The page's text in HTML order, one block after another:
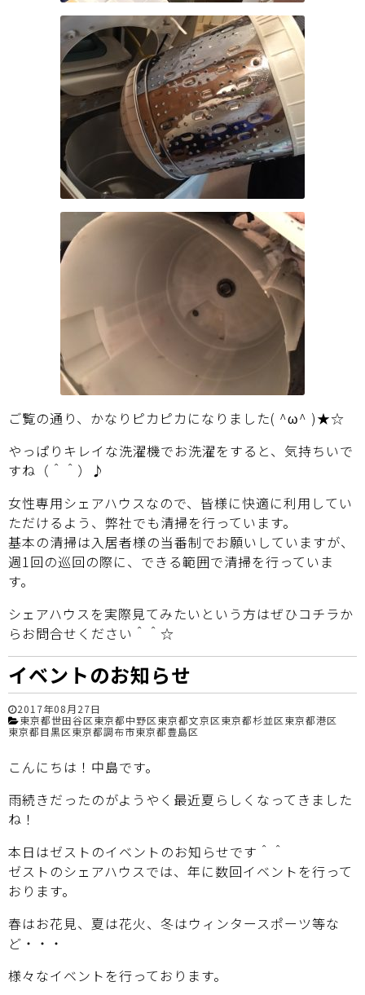
ご覧の通り、かなりピカピカになりました( ^ω^ )★☆
やっぱりキレイな洗濯機でお洗濯をすると、気持ちいで
すね（＾＾）♪
女性専用シェアハウスなので、皆様に快適に利用してい
ただけるよう、弊社でも清掃を行っています。
基本の清掃は入居者様の当番制でお願いしていますが、
週1回の巡回の際に、できる範囲で清掃を行っていま
す。
シェアハウスを実際見てみたいという方はぜひコチラか
らお問合せください＾＾☆
イベントのお知らせ
2017年08月27日
東京都世田谷区東京都中野区東京都文京区東京都杉並区東京都港区
東京都目黒区東京都調布市東京都豊島区
こんにちは！中島です。
雨続きだったのがようやく最近夏らしくなってきました
ね！
本日はゼストのイベントのお知らせです＾＾
ゼストのシェアハウスでは、年に数回イベントを行って
おります。
春はお花見、夏は花火、冬はウィンタースポーツ等な
ど・・・
様々なイベントを行っております。